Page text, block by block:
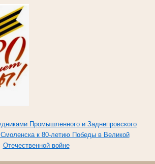
Промышленного и Заднепровского
Смоленска к 80-летию Победы в Великой
Отечественной войне